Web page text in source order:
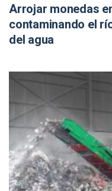
Arrojar monedas
contaminando el
del agua